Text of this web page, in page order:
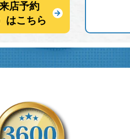
店予約
はこちら